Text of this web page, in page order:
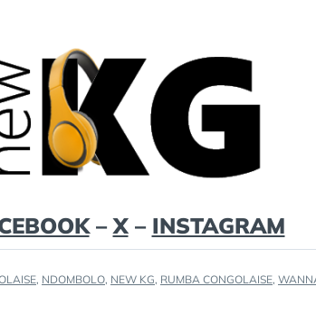
–X– INSTAGRAM
, NDOMBOLO, NEW KG, RUMBA CONGOLAISE,